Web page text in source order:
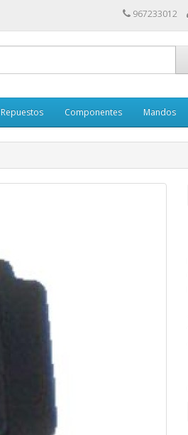
967233012
Repuestos Componentes Mandos